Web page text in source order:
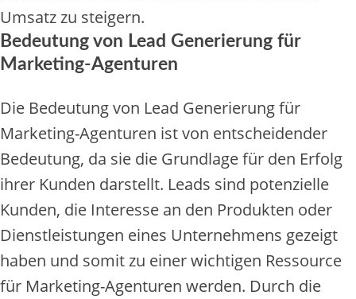
Umsatz zu steigern.
Bedeutung von Lead Generierung für
Marketing-Agenturen
Die Bedeutung von Lead Generierung für
Marketing-Agenturen ist von entscheidender
Bedeutung, da sie die Grundlage für den Erfolg
ihrer Kunden darstellt. Leads sind potenzielle
Kunden, die Interesse an den Produkten oder
Dienstleistungen eines Unternehmens gezeigt
haben und somit zu einer wichtigen Ressource
für Marketing-Agenturen werden. Durch die